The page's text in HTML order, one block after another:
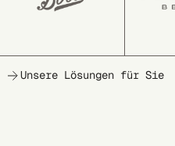
Unsere Lösungen für Sie